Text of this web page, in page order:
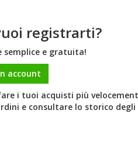
registrarti?
semplice e gratuita!
account
i tuoi acquisti più
e consultare lo storico degli